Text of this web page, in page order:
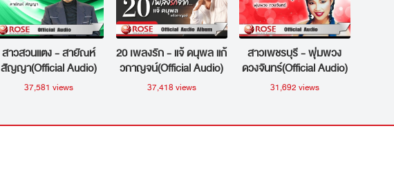
สาวสวนแตง - สายัณห์
สัญญา(Official Audio)
37,581 views
20 เพลงรัก - แจ้ ดนุพล แก้
วกาญจน์(Official Audio)
37,418 views
สาวเพชรบุรี - พุ่มพวง
ดวงจันทร์(Official Audio)
31,692 views